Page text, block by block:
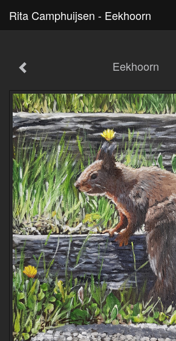
Rita Camphuijsen - Eekhoorn
Eekhoorn